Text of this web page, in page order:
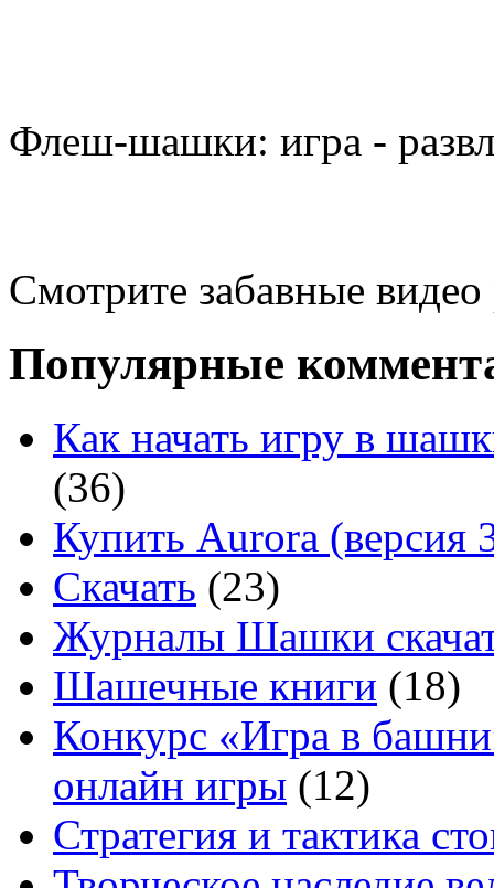
Флеш-шашки: игра -
Смотрите забавные
Популярные
Как начать игру в
(36)
Купить Aurora (версия
Скачать (23)
Журналы Шашки
Шашечные книги (18)
Конкурс «Игра в
онлайн игры (12)
Стратегия и тактика